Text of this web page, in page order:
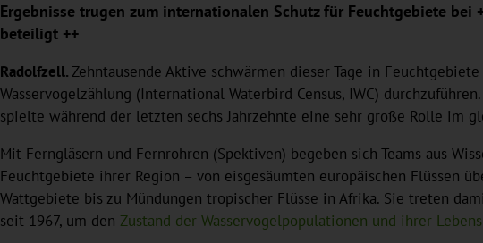
Ergebnisse trugen zum internationalen Schutz für Feuchtgebiete
beteiligt ++
Radolfzell. Zehntausende Aktive schwärmen dieser Tage in
Wasservogelzählung (International Waterbird Census, IWC)
spielte während der letzten sechs Jahrzehnte eine sehr große Rolle im
Mit Ferngläsern und Fernrohren (Spektiven) begeben sich Teams aus
Feuchtgebiete ihrer Region – von eisgesäumten europäischen Flüssen
Wattgebiete bis zu Mündungen tropischer Flüsse in Afrika. Sie treten
seit 1967, um den Zustand der Wasservogelpopulationen und ihrer